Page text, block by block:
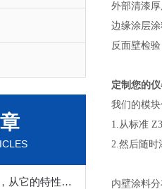
认识循环腐蚀试验箱，从它的特性开始
外部清漆
边缘涂层
反面壁检验
定制您的
我们的模
1.从标准
2.然后随时
内壁涂料